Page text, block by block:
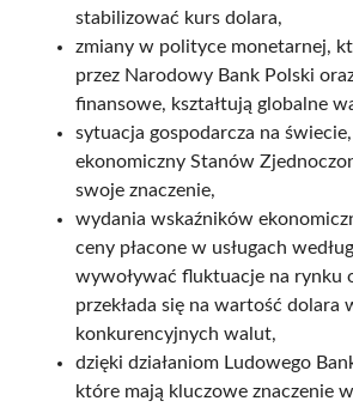
stabilizować kurs dolara,
zmiany w polityce monetarnej,
przez Narodowy Bank Polski
finansowe, kształtują globalne
sytuacja gospodarcza na
ekonomiczny Stanów
swoje znaczenie,
wydania wskaźników
ceny płacone w usługach
wywoływać fluktuacje na rynku
przekłada się na wartość dolara
konkurencyjnych walut,
dzięki działaniom Ludowego
które mają kluczowe znaczenie